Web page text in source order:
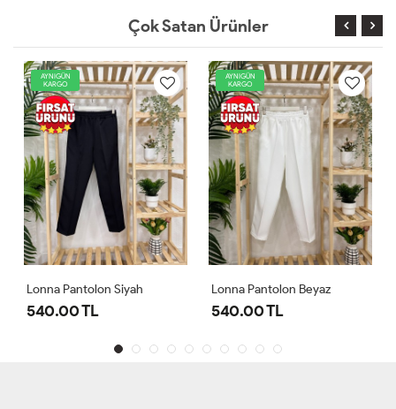
Çok Satan Ürünler
AYNIGÜN
KARGO
Lonna Pantolon Beyaz
540.00 TL
AYNIGÜN
KARGO
Lonna Pantolon Lacivert
540.00 TL